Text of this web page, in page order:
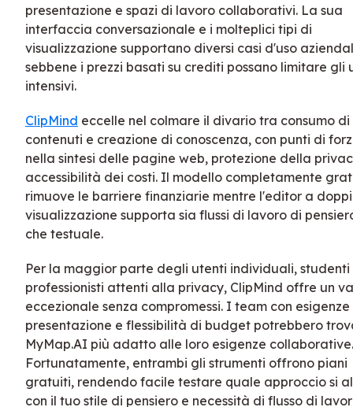
presentazione e spazi di lavoro collaborativi. La sua
interfaccia conversazionale e i molteplici tipi di
visualizzazione supportano diversi casi d'uso
sebbene i prezzi basati su crediti possano limitare gli
intensivi.
ClipMind eccelle nel colmare il divario tra consumo di
contenuti e creazione di conoscenza, con punti di
nella sintesi delle pagine web, protezione della
accessibilità dei costi. Il modello completamente
rimuove le barriere finanziarie mentre l'editor a
visualizzazione supporta sia flussi di lavoro di
che testuale.
Per la maggior parte degli utenti individuali, studenti
professionisti attenti alla privacy, ClipMind offre un
eccezionale senza compromessi. I team con
presentazione e flessibilità di budget potrebbero
MyMap.AI più adatto alle loro esigenze collaborative.
Fortunatamente, entrambi gli strumenti offrono piani
gratuiti, rendendo facile testare quale approccio si
con il tuo stile di pensiero e necessità di flusso di